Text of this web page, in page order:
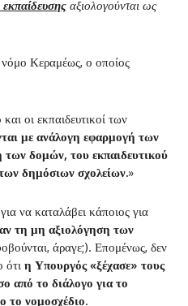
αξιολογούνται ως
Κεραμέως, ο οποίος
οι εκπαιδευτικοί των
με ανάλογη εφαρμογή των
των δομών, του εκπαιδευτικού
δημόσιων σχολείων.»
να καταλάβει κάποιος για
τη μη αξιολόγηση των
άραγε;). Επομένως, δεν
ότι η Υπουργός «ξέχασε» τους
από το διάλογο για το
το νομοσχέδιο.